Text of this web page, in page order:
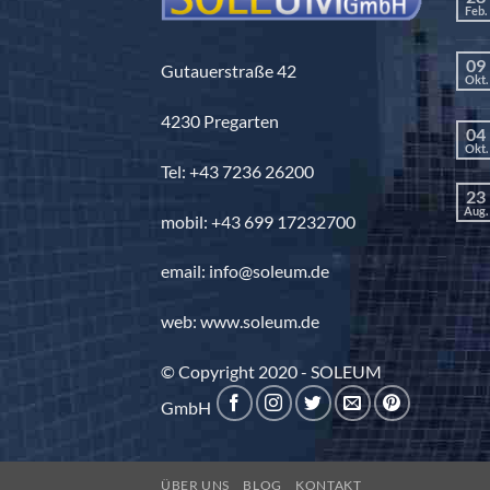
Gutauerstraße 42
4230 Pregarten
Tel: +43 7236 26200
mobil: +43 699 17232700
email: info@soleum.de
web: www.soleum.de
© Copyright 2020 - SOLEUM
GmbH
Feb.
09
Okt.
04
Okt.
23
Aug.
ÜBER UNS BLOG KONTAKT